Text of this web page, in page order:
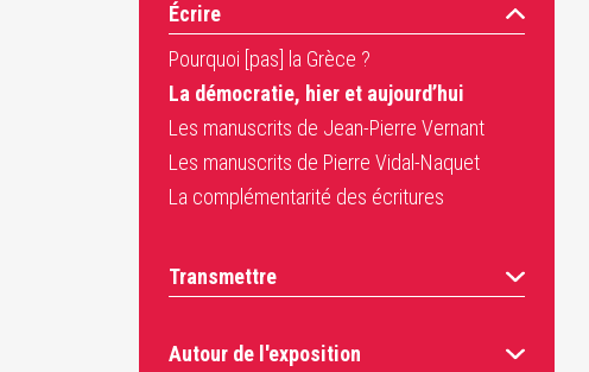
Écrire
Pourquoi [pas] la Grèce ?
La démocratie, hier et aujourd’hui
Les manuscrits de Jean-Pierre Vernant
Les manuscrits de Pierre Vidal-Naquet
La complémentarité des écritures
Transmettre
Autour de l'exposition